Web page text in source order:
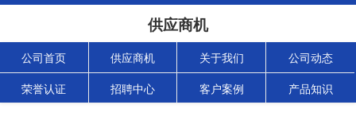
供应商机
公司首页 供应商机 关于我们 公司动态
荣誉认证 招聘中心 客户案例 产品知识